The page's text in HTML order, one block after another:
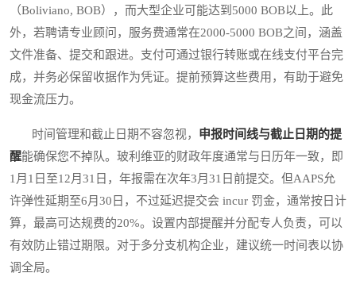
（Boliviano, BOB），而大型企业可能达到5000 BOB以上。此
外，若聘请专业顾问，服务费通常在2000-5000 BOB之间，涵盖
文件准备、提交和跟进。支付可通过银行转账或在线支付平台完
成，并务必保留收据作为凭证。提前预算这些费用，有助于避免
现金流压力。
时间管理和截止日期不容忽视， 申报时间线与截止日期的提
醒能确保您不掉队。玻利维亚的财政年度通常与日历年一致，即
1月1日至12月31日，年报需在次年3月31日前提交。但AAPS允
许弹性延期至6月30日，不过延迟提交会 incur 罚金，通常按日计
算，最高可达规费的20%。设置内部提醒并分配专人负责，可以
有效防止错过期限。对于多分支机构企业，建议统一时间表以协
调全局。